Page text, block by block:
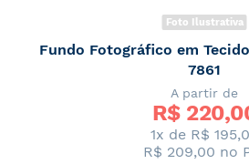
Foto Ilustrativa
Fundo Fotográfico em
7861
A partir de
R$
1x de R$
R$ 209,00 no